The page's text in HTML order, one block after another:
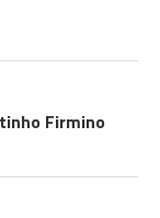
Firmino